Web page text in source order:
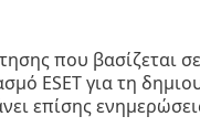
που βασίζεται
ESET για τη
επίσης